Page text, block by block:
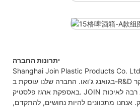
יתרונות החברה
Shanghai Join Plastic Products Co. Ltd היא חברה מודרנית
בגואנג ג'ואו. החברה שלנו עוסקת ב-R&D עצמאי, ייצור ושינוע, בעיקר
באספקת ארגז פלסטיק. JOIN מקדיש תשומת לב רבה לאיכות
אנחנו מתכוונים להיות נחושים, להתקדם,